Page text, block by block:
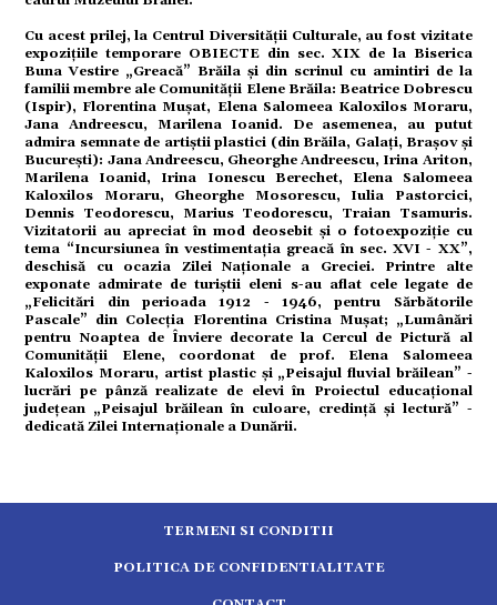
Cu acest prilej, la Centrul Diversității Culturale, au fost vizitate
expozițiile temporare OBIECTE din sec. XIX de la Biserica
Buna Vestire „Greacă” Brăila și din scrinul cu amintiri de la
familii membre ale Comunității Elene Brăila: Beatrice Dobrescu
(Ispir), Florentina Mușat, Elena Salomeea Kaloxilos Moraru,
Jana Andreescu, Marilena Ioanid. De asemenea, au putut
admira semnate de artiștii plastici (din Brăila, Galați, Brașov și
București): Jana Andreescu, Gheorghe Andreescu, Irina Ariton,
Marilena Ioanid, Irina Ionescu Berechet, Elena Salomeea
Kaloxilos Moraru, Gheorghe Mosorescu, Iulia Pastorcici,
Dennis Teodorescu, Marius Teodorescu, Traian Tsamuris.
Vizitatorii au apreciat în mod deosebit și o fotoexpoziție cu
tema “Incursiunea în vestimentația greacă în sec. XVI - XX”,
deschisă cu ocazia Zilei Naționale a Greciei. Printre alte
exponate admirate de turiștii eleni s-au aflat cele legate de
„Felicitări din perioada 1912 - 1946, pentru Sărbătorile
Pascale” din Colecția Florentina Cristina Mușat; „Lumânări
pentru Noaptea de Înviere decorate la Cercul de Pictură al
Comunității Elene, coordonat de prof. Elena Salomeea
Kaloxilos Moraru, artist plastic și „Peisajul fluvial brăilean” -
lucrări pe pânză realizate de elevi în Proiectul educațional
județean „Peisajul brăilean în culoare, credință și lectură” -
dedicată Zilei Internaționale a Dunării.
TERMENI SI CONDITII
POLITICA DE CONFIDENTIALITATE